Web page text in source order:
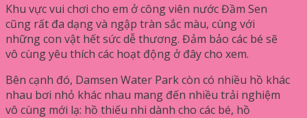
Khu vực vui chơi cho em ở công viên nước Đầm Sen
cũng rất đa dạng và ngập tràn sắc màu, cùng với
những con vật hết sức dễ thương. Đảm bảo các bé sẽ
vô cùng yêu thích các hoạt động ở đây cho xem.
Bên cạnh đó, Damsen Water Park còn có nhiều hồ khác
nhau bơi nhỏ khác nhau mang đến nhiều trải nghiệm
vô cùng mới lạ: hồ thiếu nhi dành cho các bé, hồ